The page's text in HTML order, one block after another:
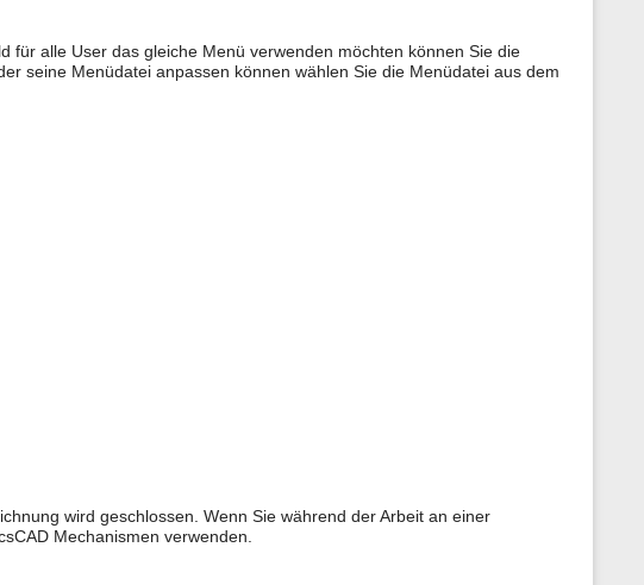
für alle User das gleiche Menü verwenden möchten können Sie die
seine Menüdatei anpassen können wählen Sie die Menüdatei aus dem
wird geschlossen. Wenn Sie während der Arbeit an einer
Mechanismen verwenden.